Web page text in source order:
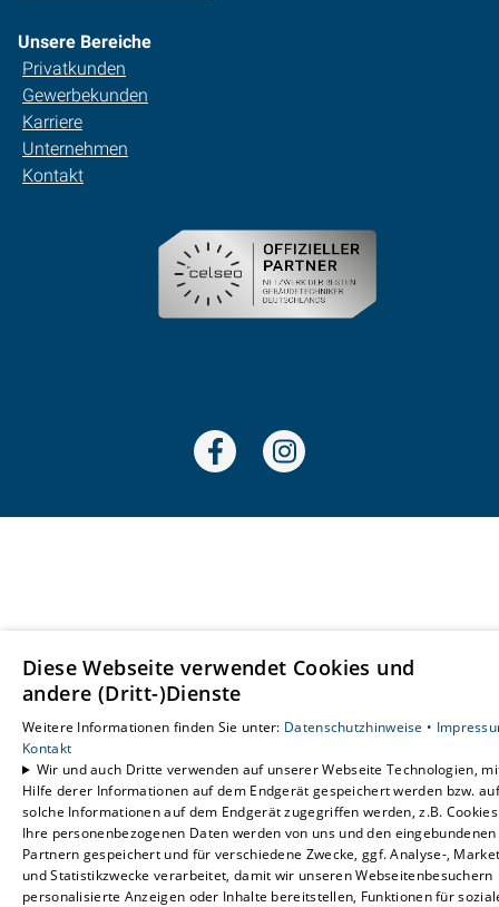
Unsere Bereiche
Privatkunden
Gewerbekunden
Karriere
Unternehmen
Kontakt
Diese Webseite verwendet Cookies und
andere (Dritt-)Dienste
Weitere Informationen finden Sie unter: Datenschutzhinweise •
Kontakt
Wir und auch Dritte verwenden auf unserer Webseite Technologien,
Hilfe derer Informationen auf dem Endgerät gespeichert werden bzw. auf
solche Informationen auf dem Endgerät zugegriffen werden, z.B.
Ihre personenbezogenen Daten werden von uns und den eingebundenen
Partnern gespeichert und für verschiedene Zwecke, ggf. Analyse-,
und Statistikzwecke verarbeitet, damit wir unseren Webseitenbesuchern
personalisierte Anzeigen oder Inhalte bereitstellen, Funktionen für